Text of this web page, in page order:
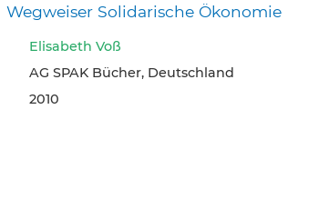
Wegweiser Solidarische Ökonomie
Elisabeth Voß
AG SPAK Bücher, Deutschland
2010